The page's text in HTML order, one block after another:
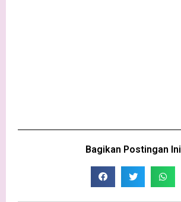
Bagikan Postingan Ini​